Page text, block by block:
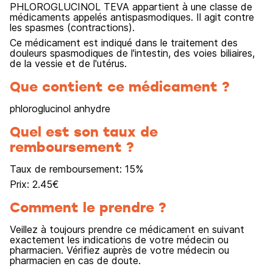
PHLOROGLUCINOL TEVA appartient à une classe de
médicaments appelés antispasmodiques. Il agit contre
les spasmes (contractions).
Ce médicament est indiqué dans le traitement des
douleurs spasmodiques de l'intestin, des voies biliaires,
de la vessie et de l'utérus.
Que contient ce médicament ?
phloroglucinol anhydre
Quel est son taux de
remboursement ?
Taux de remboursement: 15%
Prix: 2.45€
Comment le prendre ?
Veillez à toujours prendre ce médicament en suivant
exactement les indications de votre médecin ou
pharmacien. Vérifiez auprès de votre médecin ou
pharmacien en cas de doute.